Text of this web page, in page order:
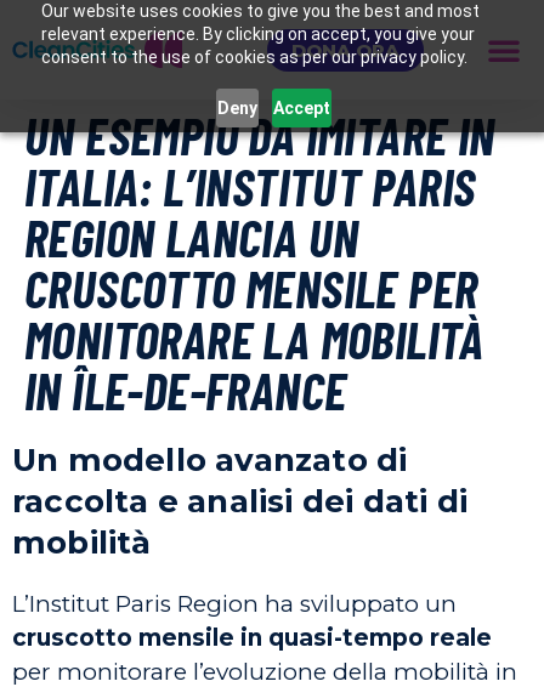
Our website uses cookies to give you the best and most
relevant experience. By clicking on accept, you give your
consent to the use of cookies as per our privacy policy.
Deny Accept
DONA ORA
UN ESEMPIO DA IMITARE IN
ITALIA: L’INSTITUT PARIS
REGION LANCIA UN
CRUSCOTTO MENSILE PER
MONITORARE LA MOBILITÀ
IN ÎLE-DE-FRANCE
Un modello avanzato di
raccolta e analisi dei dati di
mobilità
L’Institut Paris Region ha sviluppato un
cruscotto mensile in quasi-tempo reale
per monitorare l’evoluzione della mobilità in